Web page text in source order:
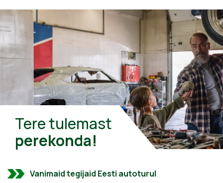
Tere tulemast
perekonda!
Vanimaid tegijaid Eesti autoturul